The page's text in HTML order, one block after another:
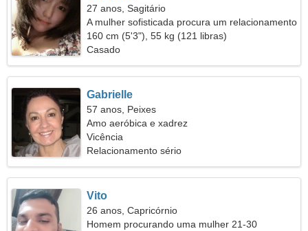
27 anos, Sagitário
A mulher sofisticada procura um relacionamento
apaixonado
160 cm (5'3"), 55 kg (121 libras)
Casado
Gabrielle
57 anos, Peixes
Amo aeróbica e xadrez
Vicência
Relacionamento sério
Vito
26 anos, Capricórnio
Homem procurando uma mulher 21-30